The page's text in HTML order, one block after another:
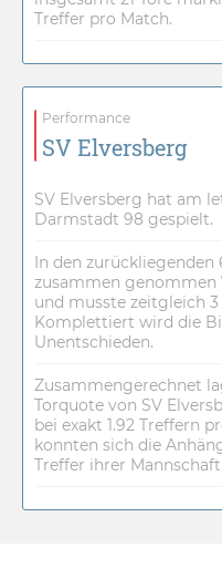
Treffer pro Match.
Performance
SV Elversberg
SV Elversberg hat am
Darmstadt 98 gespielt.
In den zurückliegenden
zusammen genommen
und musste zeitgleich
Komplettiert wird die
Unentschieden.
Zusammengerechnet
Torquote von SV
bei exakt 1.92 Treffern
konnten sich die
Treffer ihrer